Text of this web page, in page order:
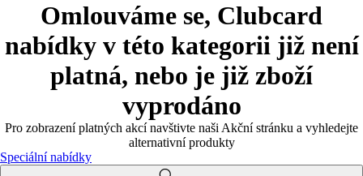
Omlouváme se, Clubcard
nabídky v této kategorii již není
platná, nebo je již zboží
vyprodáno
Pro zobrazení platných akcí navštivte naši Akční stránku a vyhledejte
alternativní produkty
Speciální nabídky